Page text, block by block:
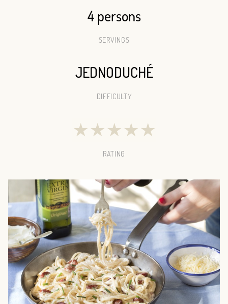
4 persons
SERVINGS
JEDNODUCHÉ
DIFFICULTY
★★★★★
RATING